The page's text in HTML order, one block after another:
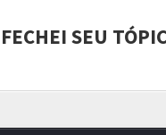
FECHEI SEU